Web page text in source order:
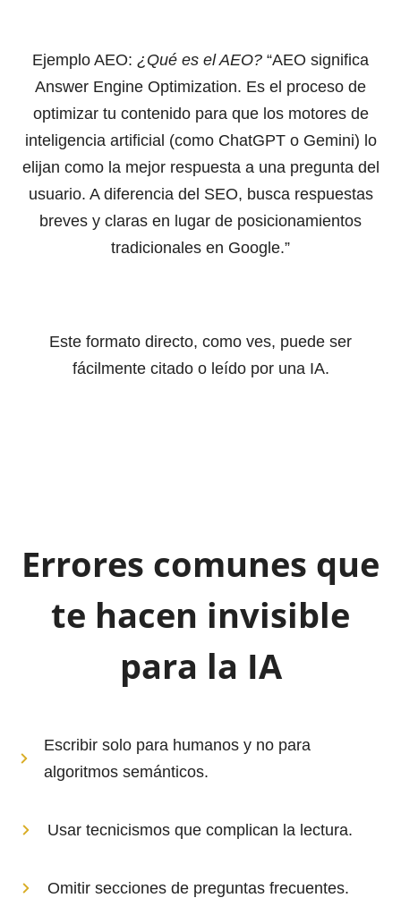
Ejemplo AEO: ¿Qué es el AEO? “AEO significa
Answer Engine Optimization. Es el proceso de
optimizar tu contenido para que los motores de
inteligencia artificial (como ChatGPT o Gemini) lo
elijan como la mejor respuesta a una pregunta del
usuario. A diferencia del SEO, busca respuestas
breves y claras en lugar de posicionamientos
tradicionales en Google.”
Este formato directo, como ves, puede ser
fácilmente citado o leído por una IA.
Errores comunes que
te hacen invisible
para la IA
Escribir solo para humanos y no para
algoritmos semánticos.
Usar tecnicismos que complican la lectura.
Omitir secciones de preguntas frecuentes.